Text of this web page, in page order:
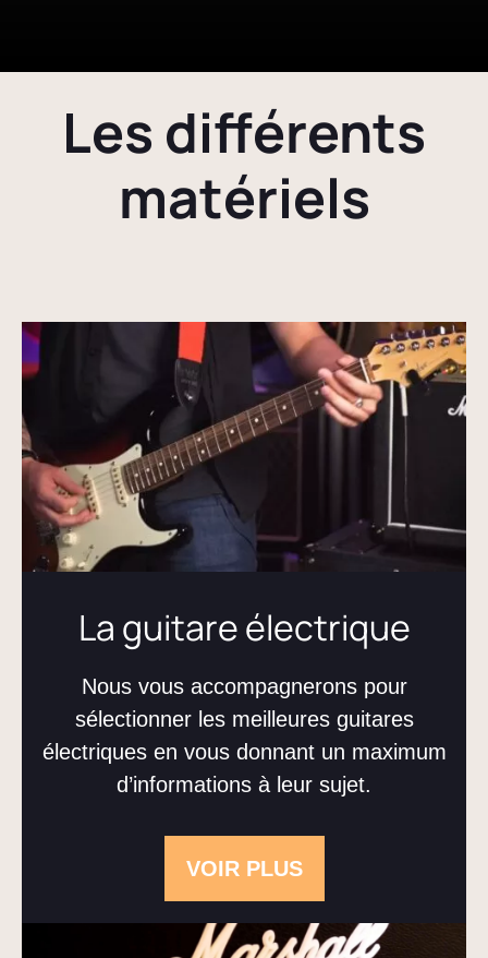
Les différents
matériels
La guitare électrique
Nous vous accompagnerons pour
sélectionner les meilleures guitares
électriques en vous donnant un maximum
d’informations à leur sujet.
VOIR PLUS